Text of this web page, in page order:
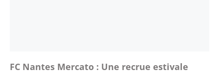
FC Nantes Mercato : Une recrue estivale